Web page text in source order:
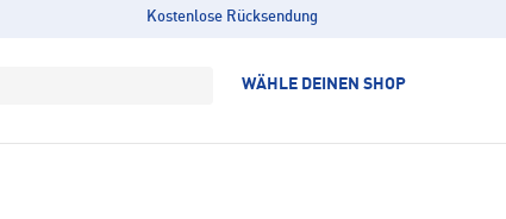
Kostenlose Rücksendung
WÄHLE DEINEN SHOP